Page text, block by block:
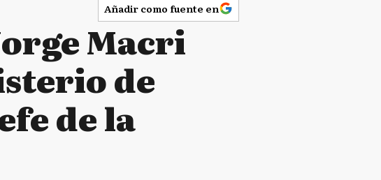
Añadir como fuente en
Macri
de
de la